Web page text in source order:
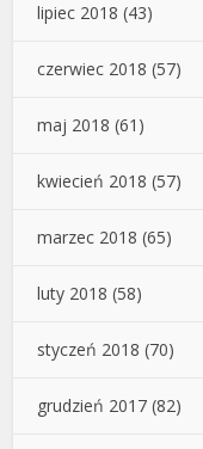
lipiec 2018 (43)
czerwiec 2018 (57)
maj 2018 (61)
kwiecień 2018 (57)
marzec 2018 (65)
luty 2018 (58)
styczeń 2018 (70)
grudzień 2017 (82)